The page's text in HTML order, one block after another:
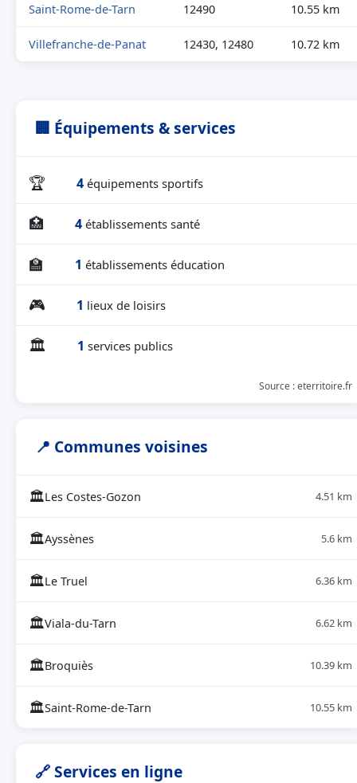
Saint-Rome-de-Tarn 12490 10.55 km
Villefranche-de-Panat 12430, 12480 10.72 km
🏢 Équipements & services
🏆 4 équipements sportifs
🏥 4 établissements santé
🏫 1 établissements éducation
🎮 1 lieux de loisirs
🏛 1 services publics
Source : eterritoire.fr
📍 Communes voisines
🏛Les Costes-Gozon 4.51 km
🏛Ayssènes 5.6 km
🏛Le Truel 6.36 km
🏛Viala-du-Tarn 6.62 km
🏛Broquiès 10.39 km
🏛Saint-Rome-de-Tarn 10.55 km
🔗 Services en ligne